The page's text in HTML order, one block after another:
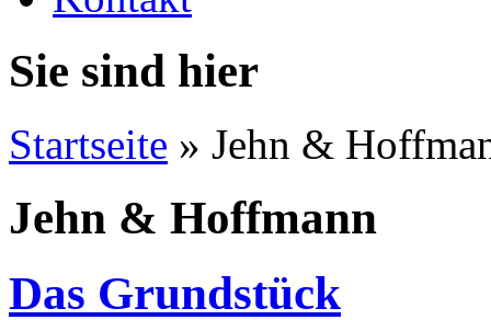
Sie sind hier
Startseite » Jehn &
Jehn & Hoffmann
Das Grundstück